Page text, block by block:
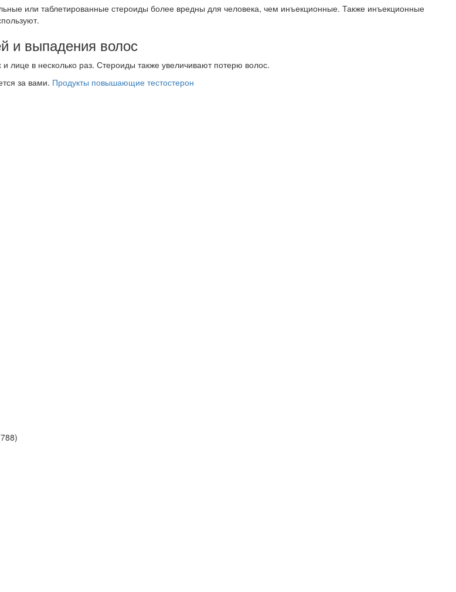
или таблетированные стероиды более вредны для человека, чем инъекционные. Также инъекционные
и выпадения волос
лице в несколько раз. Стероиды также увеличивают потерю волос.
за вами. Продукты повышающие тестостерон